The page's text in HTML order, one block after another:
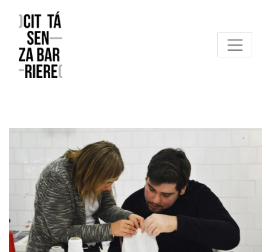
Reggio Emilia Città senza barriere